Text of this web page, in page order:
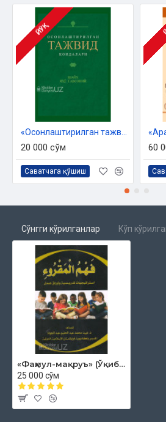
ЙЎҚ
20 000 сўм
Саватчага қўшиш
60
Сўнгги кўрилганлар Кўп
«Фаҳмул-мақруъ» (Ўқиб тушуниш кўникмаси)
25 000 сўм